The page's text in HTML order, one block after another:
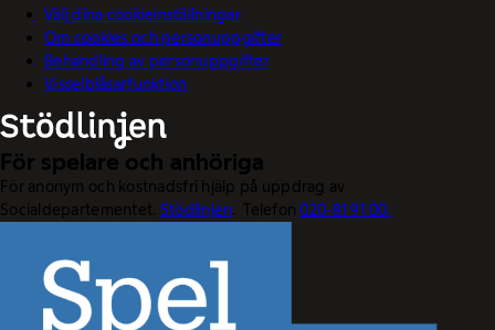
Välj dina cookieinställningar
Om cookies och personuppgifter
Behandling av personuppgifter
Visselblåsarfunktion
För spelare och anhöriga
För anonym och kostnadsfri hjälp på uppdrag av
Socialdepartementet. Stödlinjen. Telefon020-81 91 00.